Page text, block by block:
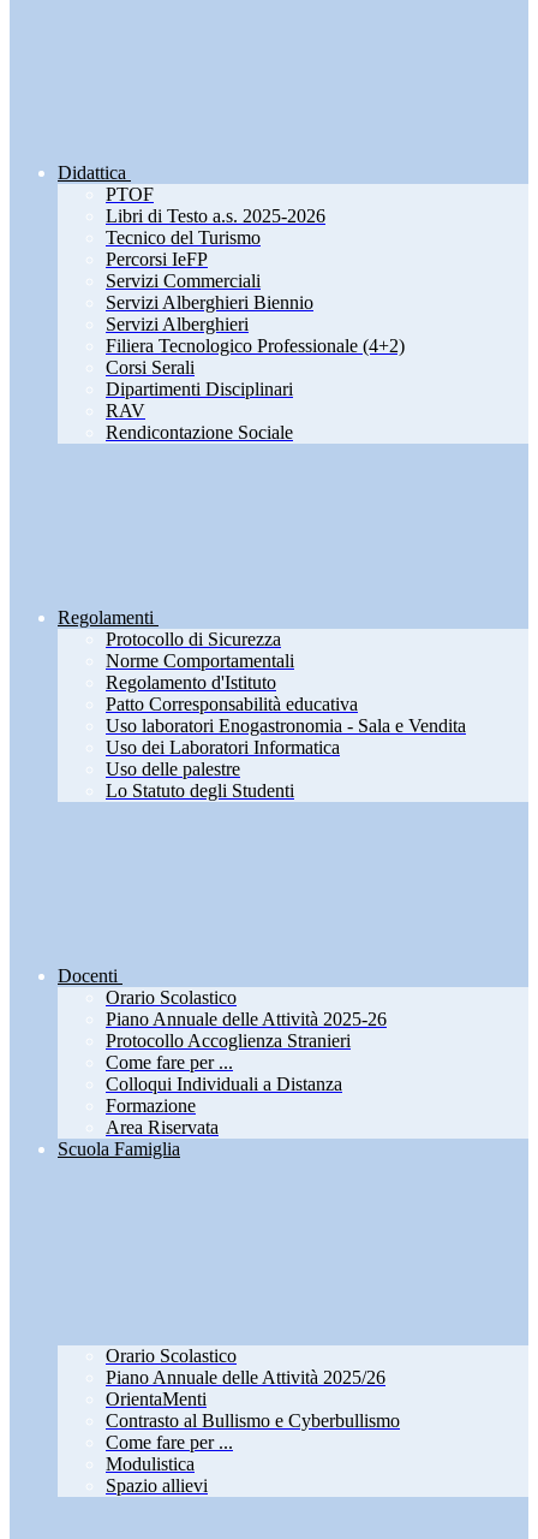
Didattica
PTOF
Libri di Testo a.s. 2025-2026
Tecnico del Turismo
Percorsi IeFP
Servizi Commerciali
Servizi Alberghieri Biennio
Servizi Alberghieri
Filiera Tecnologico Professionale (4+2)
Corsi Serali
Dipartimenti Disciplinari
RAV
Rendicontazione Sociale
Regolamenti
Protocollo di Sicurezza
Norme Comportamentali
Regolamento d'Istituto
Patto Corresponsabilità educativa
Uso laboratori Enogastronomia - Sala e Vendita
Uso dei Laboratori Informatica
Uso delle palestre
Lo Statuto degli Studenti
Docenti
Orario Scolastico
Piano Annuale delle Attività 2025-26
Protocollo Accoglienza Stranieri
Come fare per ...
Colloqui Individuali a Distanza
Formazione
Area Riservata
Scuola Famiglia
Orario Scolastico
Piano Annuale delle Attività 2025/26
OrientaMenti
Contrasto al Bullismo e Cyberbullismo
Come fare per ...
Modulistica
Spazio allievi